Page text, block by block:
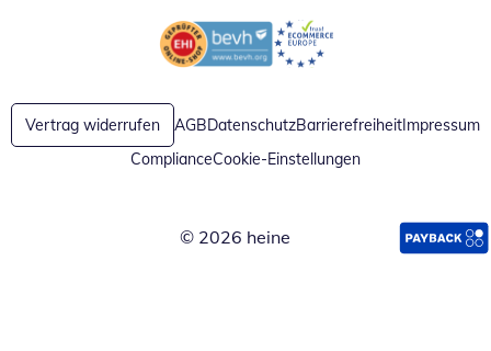
Öffnet in neuem FensterÖffnet in neuem Fenster
Vertrag widerrufen AGBDatenschutzBarrierefreiheitImpressum
ComplianceCookie-Einstellungen
© 2026 heine